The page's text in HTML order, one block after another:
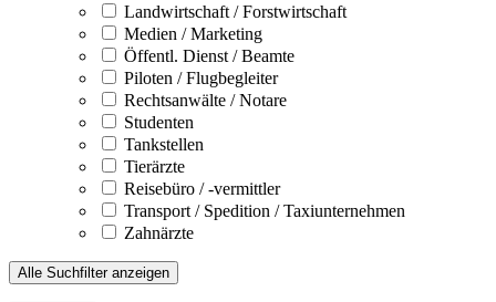
Landwirtschaft / Forstwirtschaft
Medien / Marketing
Öffentl. Dienst / Beamte
Piloten / Flugbegleiter
Rechtsanwälte / Notare
Studenten
Tankstellen
Tierärzte
Reisebüro / -vermittler
Transport / Spedition / Taxiunternehmen
Zahnärzte
Alle Suchfilter anzeigen